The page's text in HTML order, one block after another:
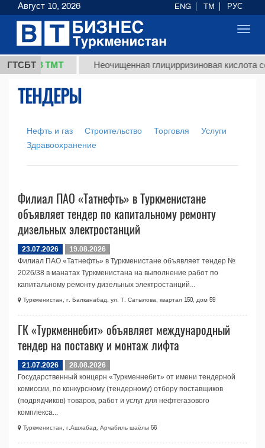
ГТСБТ
37,8 ТМТ Неочищенная глицирризиновая кислота
ТЕНДЕРЫ
Нефть и газ Строительство Торговля
Услуги
Здравоохранение
Филиал ПАО «Татнефть» в Туркменистане
объявляет тендер по капитальному ремонту
дизельных электростанций
23.07.2026
19.08.2026
Филиал ПАО «Татнефть» в Туркменистане объявляет тендер №
2026/38 в манатах Туркменистана на выполнение работ по
капитальному ремонту дизельных электростанций...
Туркменистан, г. Балканабад, ул. Т. Сатылова, квартал 150, дом 59
ГК «Туркменнебит» объявляет международный
тендер на поставку и монтаж лифта
21.07.2026
28.08.2026
Государственный концерн «Туркменнебит» от имени тендерной
комиссии, по конкурсному (тендерному) отбору поставщиков
(подрядчиков) товаров, работ и услуг для нефтегазового
комплекса...
Туркменистан, г.Ашхабад, Арчабиль шаёлы 56
Август 10, 2026 ENG TM РУС